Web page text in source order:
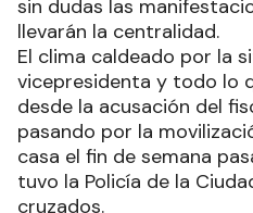
sin dudas las
llevarán la centralidad.
El clima caldeado por la
vicepresidenta y todo lo
desde la acusación del
pasando por la
casa el fin de semana
tuvo la Policía de la
cruzados.